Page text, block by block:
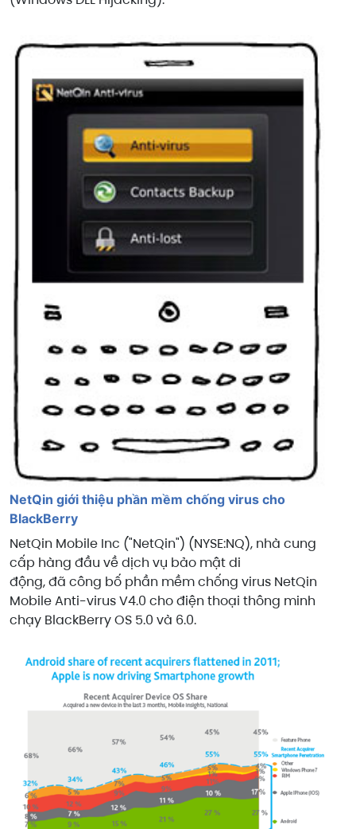
NetQin giới thiệu phần mềm chống virus cho
BlackBerry
NetQin Mobile Inc ("NetQin") (NYSE:NQ), nhà cung
cấp hàng đầu về dịch vụ bảo mật di
động, đã công bố phần mềm chống virus NetQin
Mobile Anti-virus V4.0 cho điện thoại thông minh
chạy BlackBerry OS 5.0 và 6.0.